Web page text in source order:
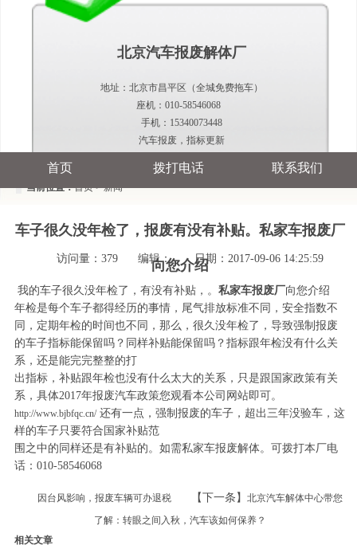
北京汽车报废解体厂
地址：北京市昌平区（全城免费拖车）
座机：010-58546068
手机：15340073448
汽车报废，指标更新
当前位置：首页>新闻
车子很久没年检了，报废有没有补贴。私家车报废厂
向您介绍
访问量： 379 编辑： 日期：2017-09-06 14:25:59
我的车子很久没年检了，有没有补贴，。 私家车报废厂向您介绍
年检是每个车子都得经历的事情，尾气排放标准不同，安全指数不
同，定期年检的时间也不同，那么，很久没年检了，导致强制报废
的车子指标能保留吗？同样补贴能保留吗？指标跟年检没有什么关
系，还是能完完整整的打
出指标，补贴跟年检也没有什么太大的关系，只是跟国家政策有关
系，具体2017年报废汽车政策您观看本公司网站即可。
http://www.bjbfqc.cn/还有一点，强制报废的车子，超出三年没验车，这
样的车子只要符合国家补贴范
围之中的同样还是有补贴的。如需私家车报废解体。可拨打本厂电
话：010-58546068
因台风影响，报废车辆可办退税 【下一条】 北京汽车解体中心带您
了解：转眼之间入秋，汽车该如何保养？
相关文章
首页 拨打电话 联系我们